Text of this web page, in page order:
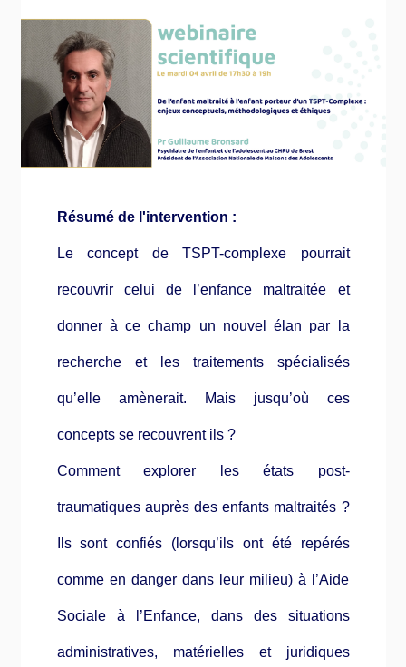
Résumé de l'intervention :
Le concept de TSPT-complexe pourrait
recouvrir celui de l’enfance maltraitée et
donner à ce champ un nouvel élan par la
recherche et les traitements spécialisés
qu’elle amènerait. Mais jusqu’où ces
concepts se recouvrent ils ?
Comment explorer les états post-
traumatiques auprès des enfants maltraités ?
Ils sont confiés (lorsqu’ils ont été repérés
comme en danger dans leur milieu) à l’Aide
Sociale à l’Enfance, dans des situations
administratives, matérielles et juridiques